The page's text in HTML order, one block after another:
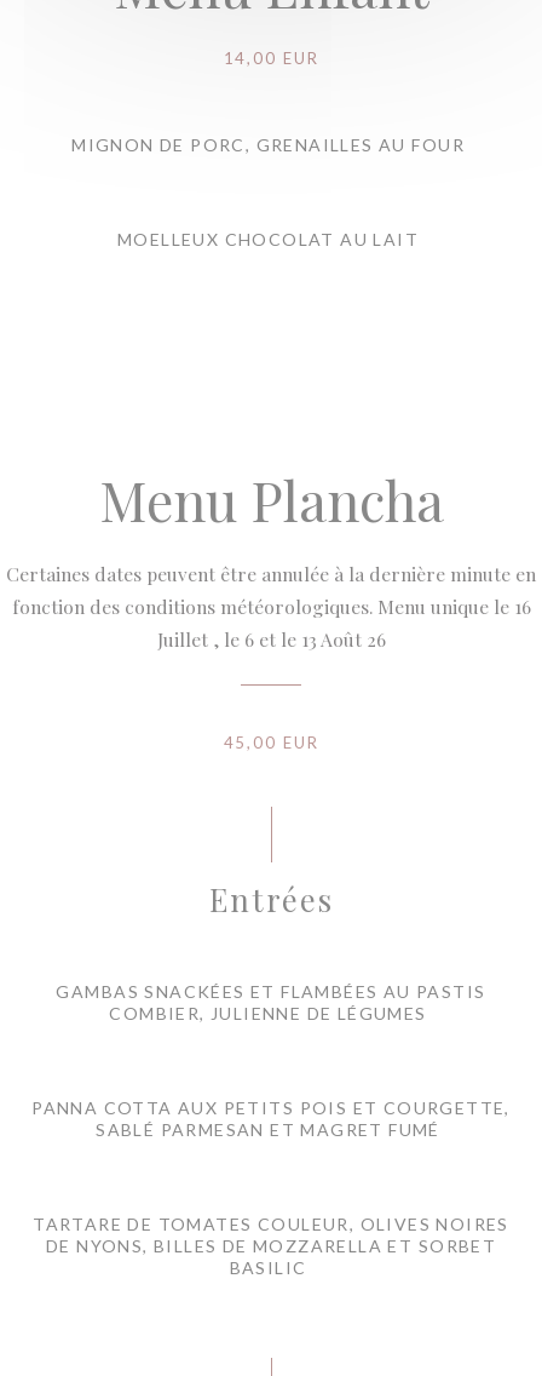
14,00 EUR
MIGNON DE PORC, GRENAILLES AU FOUR
MOELLEUX CHOCOLAT AU LAIT
Menu Plancha
Certaines dates peuvent être annulée à la dernière minute en
fonction des conditions météorologiques. Menu unique le 16
Juillet , le 6 et le 13 Août 26
45,00 EUR
Entrées
GAMBAS SNACKÉES ET FLAMBÉES AU PASTIS
COMBIER, JULIENNE DE LÉGUMES
PANNA COTTA AUX PETITS POIS ET COURGETTE,
SABLÉ PARMESAN ET MAGRET FUMÉ
TARTARE DE TOMATES COULEUR, OLIVES NOIRES
DE NYONS, BILLES DE MOZZARELLA ET SORBET
BASILIC